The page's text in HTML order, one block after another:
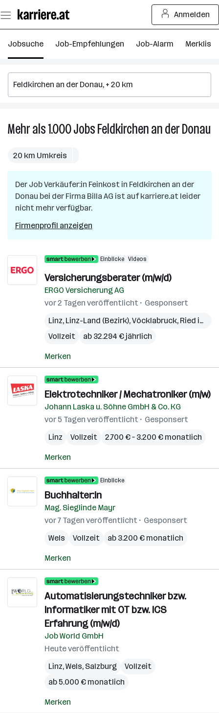
Seiteninhalt
springen
Anmelden
Jobsuche Job-Empfehlungen Job-Alarm Merkliste
Mehr als 1.000JobsFeldkirchen an der Donau
in
20 km Umkreis
Der JobVerkäufer:in Feinkost in Feldkirchen an der
Donau bei der Firma Billa AG ist auf karriere.at leider
nicht mehr verfügbar.
Firmenprofil anzeigen
Einblicke Videos
Versicherungsberater (m/w/d)
ERGO Versicherung AG
vor 2 Tagen veröffentlicht
Gesponsert
Linz, Linz-Land (Bezirk),Vöcklabruck, Ried im Innkreis
Vollzeit
ab 32.294 € jährlich
Merken
Elektrotechniker / Mechatroniker (m/w)
Johann Laska u. Söhne GmbH & Co. KG
vor 5 Tagen veröffentlicht
Gesponsert
Linz
Vollzeit 2.700 € – 3.200 € monatlich
Merken
Einblicke
Buchhalter:in
Mag. Sieglinde Mayr
vor 7 Tagen veröffentlicht
Gesponsert
Wels
Vollzeit ab 3.200 € monatlich
Merken
Automatisierungstechniker bzw.
Informatiker mit OT bzw. ICS
Erfahrung (m/w/d)
Job World GmbH
Heute veröffentlicht
Linz,Wels, Salzburg
Vollzeit
ab 5.000 € monatlich
Merken